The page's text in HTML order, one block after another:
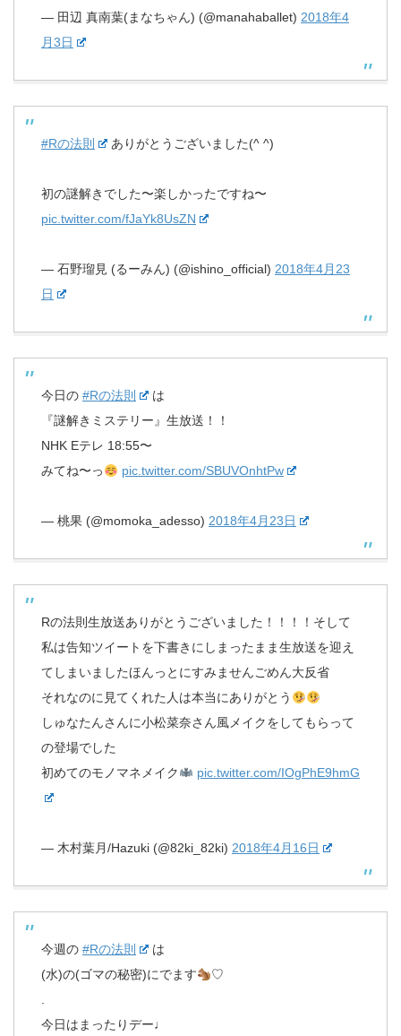
— 田辺 真南葉(まなちゃん) (@manahaballet) 2018年4
月3日
#Rの法則 ありがとうございました(^ ^)
初の謎解きでした〜楽しかったですね〜
pic.twitter.com/fJaYk8UsZN
— 石野瑠見 (るーみん) (@ishino_official) 2018年4月23
日
今日の #Rの法則
は
『謎解きミステリー』生放送！！
NHK Eテレ 18:55〜
みてね〜っ
pic.twitter.com/SBUVOnhtPw
— 桃果 (@momoka_adesso) 2018年4月23日
Rの法則生放送ありがとうございました！！！！そして
私は告知ツイートを下書きにしまったまま生放送を迎え
てしまいましたほんっとにすみませんごめん大反省
それなのに見てくれた人は本当にありがとう
しゅなたんさんに小松菜奈さん風メイクをしてもらって
の登場でした
初めてのモノマネメイク
pic.twitter.com/IOgPhE9hmG
— 木村葉月/Hazuki (@82ki_82ki) 2018年4月16日
今週の #Rの法則
は
(水)の(ゴマの秘密)にでます
♡
今日はまったりデー♩